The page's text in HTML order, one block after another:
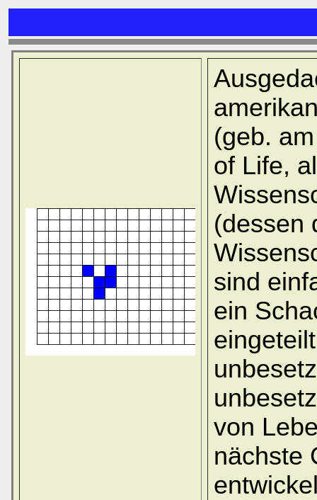
(geb.
of Life,
(dessen
sind
ein
von
nächste